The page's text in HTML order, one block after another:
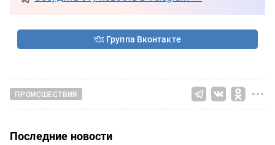
Группа Вконтакте
ПРОИСШЕСТВИЯ
Последние новости